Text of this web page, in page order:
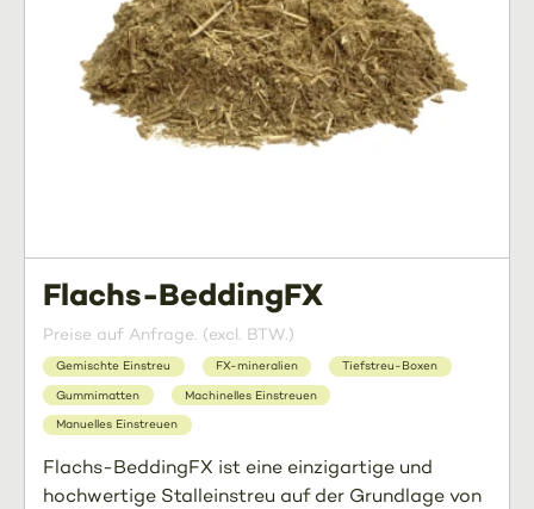
Flachs-BeddingFX
Preise auf Anfrage. (excl. BTW.)
Gemischte Einstreu FX-mineralien Tiefstreu-Boxen
Gummimatten Machinelles Einstreuen
Manuelles Einstreuen
Flachs-BeddingFX ist eine einzigartige und
hochwertige Stalleinstreu auf der Grundlage von